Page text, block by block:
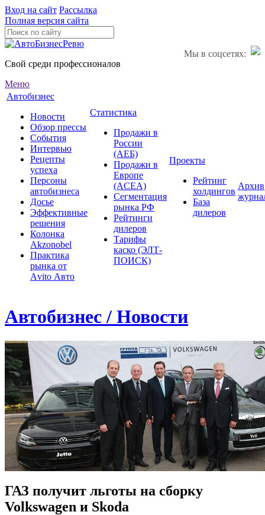
Вход на сайт Рассылка
Полная версия сайта
Мы в соцсетях:
Свой среди профессионалов
Меню
Автобизнес
Новости
Обзор прессы
События
Интервью
Рецепты
успеха
Персоны
автобизнеса
Досье
Эффективные
решения
Колонка
Akzonobel
Практика
рынка от
Аvito Авто
Статистика
Продажи в
России
(АЕБ)
Продажи в
Европе
(ACEA)
Сегментация
рынка РФ
Рейтинги
дилеров
Тарифы
каско (ЭЛТ-
ПОИСК)
Проекты
Рейтинг
холдингов
База
дилеров
Архив
Автобизнес / Новости
ГАЗ получит льготы на сборку
Volkswagen и Skoda